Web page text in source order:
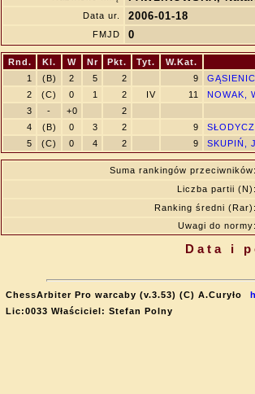
Data ur. 2006-01-18
FMJD 0
Rnd. Kl. W Nr Pkt. Tyt.
W.Kat.
1
(B) 2 5 2 9
2
(C) 0 1 2 IV 11
NOWAK,
3
- +0
2
4
(B) 0 3 2 9
5
(C) 0 4 2 9 SKUPIŃ,
Suma rankingów
Liczba partii
Ranking średni
Uwagi do
Data i
ChessArbiter Pro warcaby (v.3.53) (C) A.Curyło
Lic:0033 Właściciel: Stefan Polny